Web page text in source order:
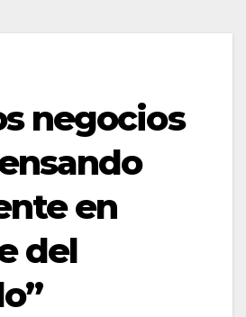
negocios
en
del